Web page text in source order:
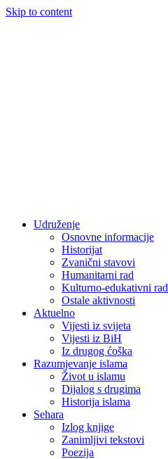
Skip to content
Udruženje
Osnovne informacije
Historijat
Zvanični stavovi
Humanitarni rad
Kulturno-edukativni rad
Ostale aktivnosti
Aktuelno
Vijesti iz svijeta
Vijesti iz BiH
Iz drugog ćoška
Razumjevanje islama
Život u islamu
Dijalog s drugima
Historija islama
Sehara
Izlog knjige
Zanimljivi tekstovi
Poezija